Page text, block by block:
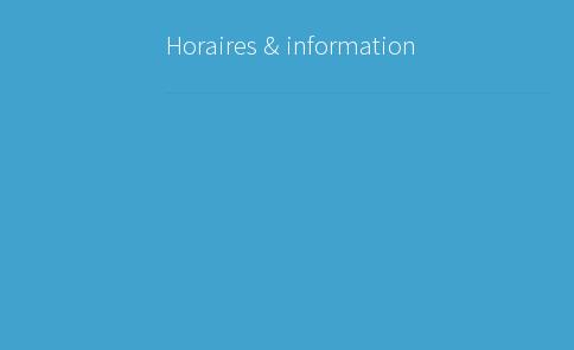
Horaires & information